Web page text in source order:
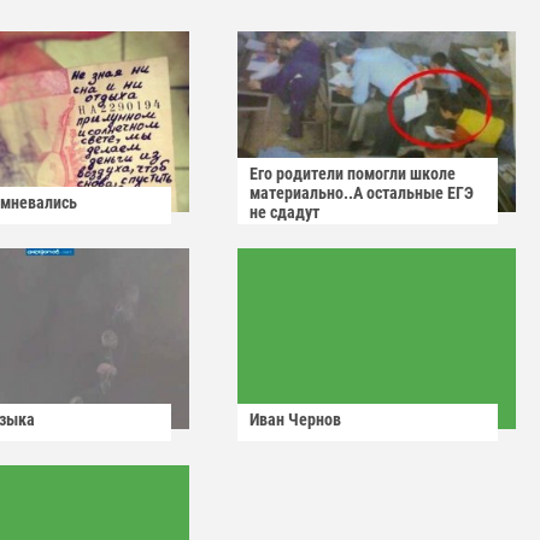
Его родители помогли школе
материально..А остальные ЕГЭ
не сдадут
Иван Чернов